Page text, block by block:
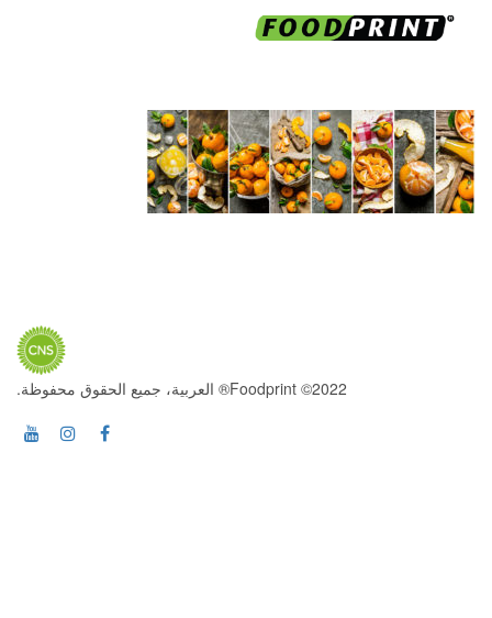
2022© Foodprint® العربية، جميع الحقوق محفوظة.